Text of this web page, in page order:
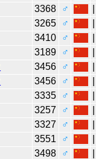
3368 ♂
3265 ♂
3410 ♂
3189 ♂
3456 ♂
3456 ♂
3335 ♂
3257 ♂
3327 ♂
3551 ♂
3498 ♂